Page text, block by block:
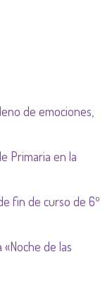
de emociones,
Primaria en la
fin de curso de 6º
«Noche de las